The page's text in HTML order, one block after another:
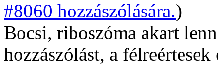
#8060 hozzászólására.)
Bocsi, riboszóma akart
hozzászólást, a